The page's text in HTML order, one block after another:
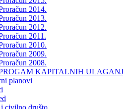
2014.
2013.
2012.
2011.
2010.
2009.
2008.
KAPITALNIH
planovi
civilno društo